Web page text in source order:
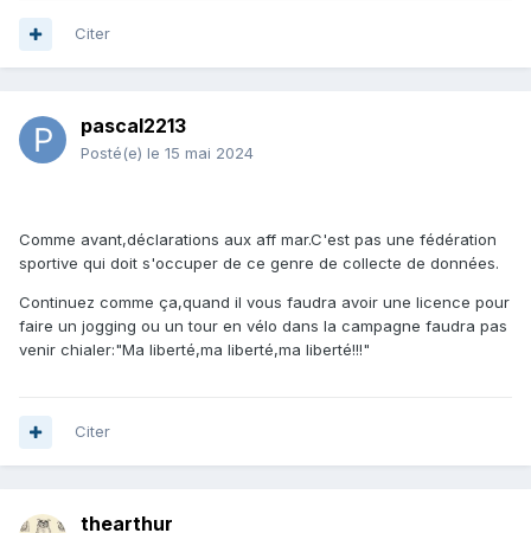
Citer
pascal2213
Posté(e) le 15 mai 2024
Comme avant,déclarations aux aff mar.C'est pas une fédération
sportive qui doit s'occuper de ce genre de collecte de données.
Continuez comme ça,quand il vous faudra avoir une licence pour
faire un jogging ou un tour en vélo dans la campagne faudra pas
venir chialer:"Ma liberté,ma liberté,ma liberté!!!"
Citer
thearthur